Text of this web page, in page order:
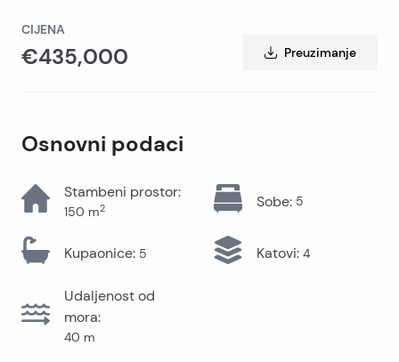
CIJENA
€435,000 Preuzimanje
Osnovni podaci
Stambeni prostor:
150 m2 Sobe: 5
Kupaonice: 5 Katovi: 4
Udaljenost od
mora:
40 m